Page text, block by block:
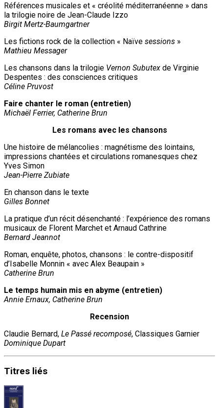
Références musicales et « créolité méditerranéenne » dans
la trilogie noire de Jean-Claude Izzo
Birgit Mertz-Baumgartner
Les fictions rock de la collection « Naïve sessions »
Mathieu Messager
Les chansons dans la trilogie Vernon Subutex de Virginie
Despentes : des consciences critiques
Céline Pruvost
Faire chanter le roman (entretien)
Michaël Ferrier, Catherine Brun
Les romans avec les chansons
Une histoire de mélancolies : magnétisme des lointains,
impressions chantées et circulations romanesques chez
Yves Simon
Jean-Pierre Zubiate
En chanson dans le texte
Gilles Bonnet
La pratique d’un récit désenchanté : l’expérience des romans
musicaux de Florent Marchet et Arnaud Cathrine
Bernard Jeannot
Roman, enquête, photos, chansons : le contre-dispositif
d’Isabelle Monnin « avec Alex Beaupain »
Catherine Brun
Le temps humain mis en abyme (entretien)
Annie Ernaux, Catherine Brun
Recension
Claudie Bernard, Le Passé recomposé, Classiques Garnier
Dominique Dupart
Titres liés